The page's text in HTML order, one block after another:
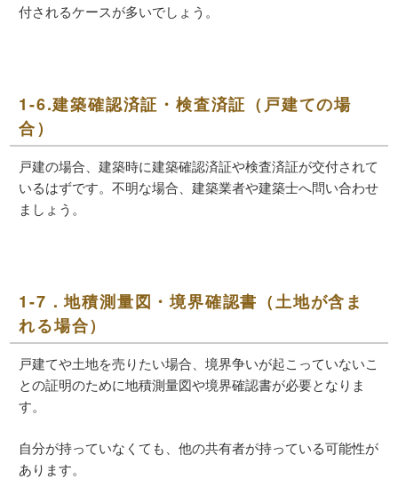
付されるケースが多いでしょう。
1-6.建築確認済証・検査済証（戸建ての場
合）
戸建の場合、建築時に建築確認済証や検査済証が交付されて
いるはずです。不明な場合、建築業者や建築士へ問い合わせ
ましょう。
1-7．地積測量図・境界確認書（土地が含ま
れる場合）
戸建てや土地を売りたい場合、境界争いが起こっていないこ
との証明のために地積測量図や境界確認書が必要となりま
す。
自分が持っていなくても、他の共有者が持っている可能性が
あります。